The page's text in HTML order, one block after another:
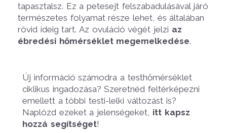
tapasztalsz. Ez a petesejt felszabadulásával járó
természetes folyamat része lehet, és általában
rövid ideig tart. Az ovuláció végét jelzi az
ébredési hőmérséklet megemelkedése.
Új információ számodra a testhőmérséklet
ciklikus ingadozása? Szeretnéd feltérképezni
emellett a többi testi-lelki változást is?
Naplózd ezeket a jelenségeket, itt kapsz
hozzá segítséget!